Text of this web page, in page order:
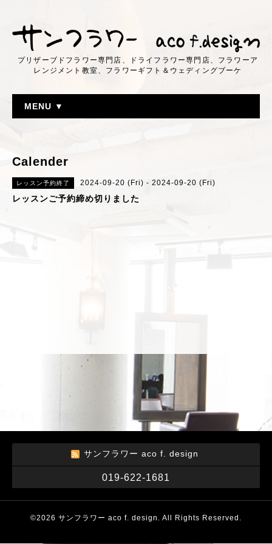
プリザーブドフラワー専門店、ドライフラワー専門店、フラワーア
レンジメント教室、フラワーギフト＆ウェディングブーケ
MENU ▼
Calender
レッスン予約終了 2024-09-20 (Fri) - 2024-09-20 (Fri)
レッスンご予約締め切りました
サンフラワー aco f. design
019-622-1681
©2026 サンフラワー aco f. design . All Rights Reserved.